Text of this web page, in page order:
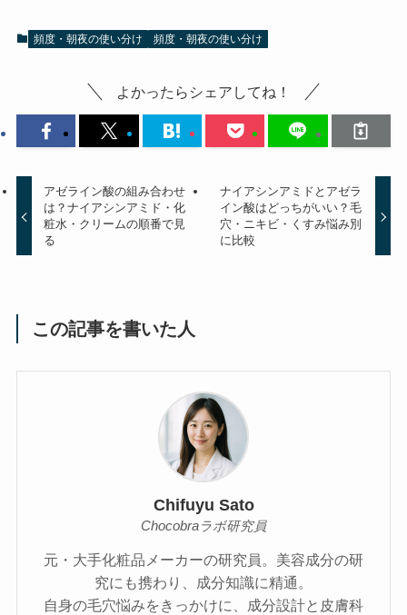
頻度・朝夜の使い分け 頻度・朝夜の使い分け
よかったらシェアしてね！
アゼライン酸の組み合わせ
は？ナイアシンアミド・化
粧水・クリームの順番で見
る
ナイアシンアミドとアゼラ
イン酸はどっちがいい？毛
穴・ニキビ・くすみ悩み別
に比較
この記事を書いた人
Chifuyu Sato
Chocobraラボ研究員
元・大手化粧品メーカーの研究員。美容成分の研
究にも携わり、成分知識に精通。
自身の毛穴悩みをきっかけに、成分設計と皮膚科